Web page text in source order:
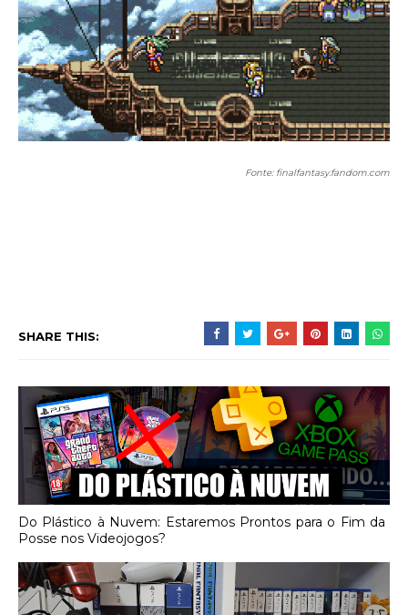
Fonte: finalfantasy.fandom.com
SHARE THIS:
Do Plástico à Nuvem: Estaremos Prontos para o Fim da
Posse nos Videojogos?